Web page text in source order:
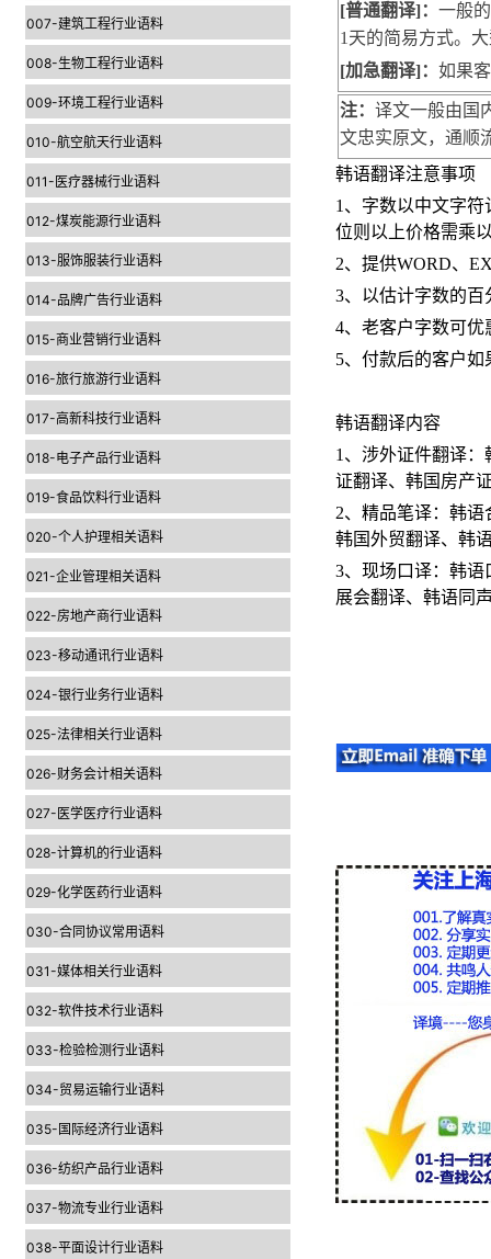
007-建筑工程行业语料
008-生物工程行业语料
009-环境工程行业语料
010-航空航天行业语料
011-医疗器械行业语料
012-煤炭能源行业语料
013-服饰服装行业语料
014-品牌广告行业语料
015-商业营销行业语料
016-旅行旅游行业语料
017-高新科技行业语料
018-电子产品行业语料
019-食品饮料行业语料
020-个人护理相关语料
021-企业管理相关语料
022-房地产商行业语料
023-移动通讯行业语料
024-银行业务行业语料
025-法律相关行业语料
026-财务会计相关语料
027-医学医疗行业语料
028-计算机的行业语料
029-化学医药行业语料
030-合同协议常用语料
031-媒体相关行业语料
032-软件技术行业语料
033-检验检测行业语料
034-贸易运输行业语料
035-国际经济行业语料
036-纺织产品行业语料
037-物流专业行业语料
038-平面设计行业语料
[普通翻译]： 一般
1天的简易方式。
[加急翻译]： 如果
注： 译文一般由国
文忠实原文，通顺
韩语翻译注意事项
1、字数以中文字
位则以上价格需乘
2、提供WORD、
3、以估计字数的
4、老客户字数可优
5、付款后的客户
韩语翻译内容
1、涉外证件翻译
证翻译、韩国房产
2、精品笔译：韩
韩国外贸翻译、韩
3、现场口译：韩
展会翻译、韩语同